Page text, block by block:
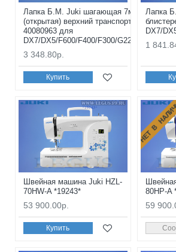
Лапка Б.М. Juki шагающая 7мм, (в
(открытая) верхний транспортер *18586*
40080963 для
DX7/DX5/F600/F400/F300/G220/G120/
3 348.80р.
Купить
Лапка
DX7/
1
Швейная машина Juki HZL-
70HW-A *19243*
53 900.00р.
Купить
НЕТ В
80HP-A
59